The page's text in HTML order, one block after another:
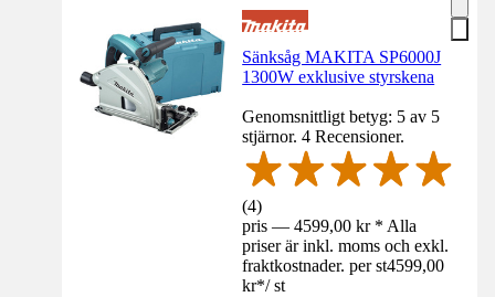
Sänksåg MAKITA SP6000J
1300W exklusive styrskena
Genomsnittligt betyg: 5 av 5
stjärnor. 4 Recensioner.
(4)
pris — 4599,00 kr * Alla
priser är inkl. moms och exkl.
fraktkostnader. per st4599,00
kr*/ st